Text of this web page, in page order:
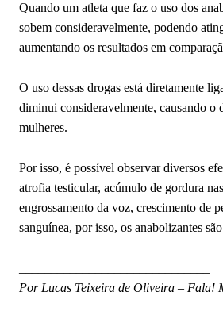
Quando um atleta que faz o uso dos
sobem consideravelmente, podendo
aumentando os resultados em
O uso dessas drogas está diretamente
diminui consideravelmente, causando o
mulheres.
Por isso, é possível observar diversos
atrofia testicular, acúmulo de gordura
engrossamento da voz, crescimento de
sanguínea, por isso, os anabolizantes
Por Lucas Teixeira de Oliveira – Fala!